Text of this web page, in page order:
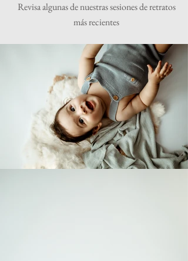
Revisa algunas de nuestras sesiones de retratos
más recientes